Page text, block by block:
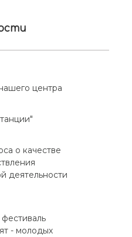
центра
о качестве
деятельности
- молодых